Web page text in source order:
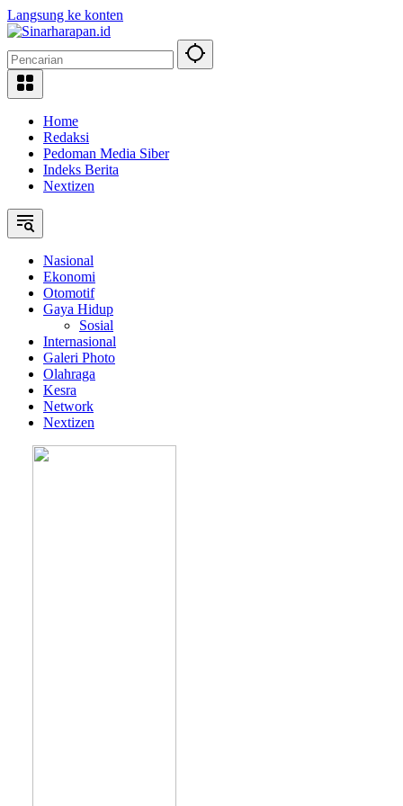
Langsung ke konten
Home
Redaksi
Pedoman Media Siber
Indeks Berita
Nextizen
Nasional
Ekonomi
Otomotif
Gaya Hidup
Sosial
Internasional
Galeri Photo
Olahraga
Kesra
Network
Nextizen